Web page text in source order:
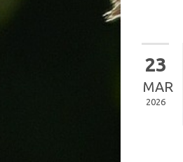
23
MAR
2026